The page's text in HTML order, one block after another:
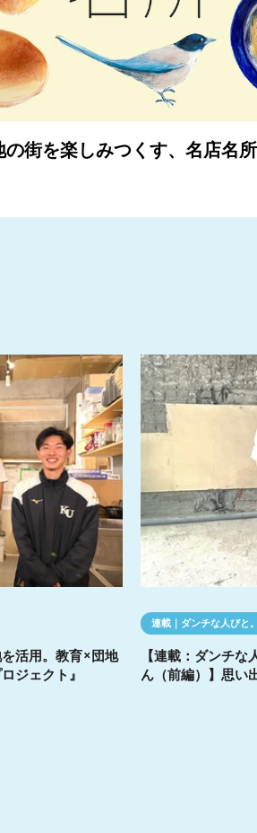
の街を楽しみつくす、名店名
活用。教育×団地
ジェクト』
【連載：ダンチ
ん（前編）】思い
連載｜ダンチな人びと。